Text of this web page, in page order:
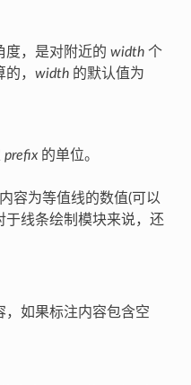
度，是对附近的 width个
， width的默认值为
prefix的单位。
容为等值线的数值(可以
线条绘制模块来说，还
，如果标注内容包含空